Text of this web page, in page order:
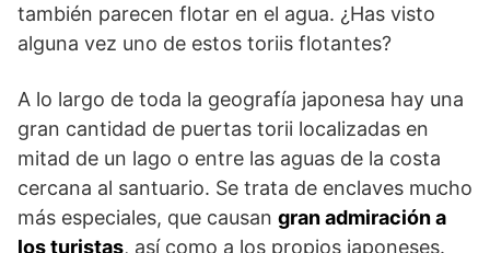
también parecen flotar en el agua. ¿Has visto
alguna vez uno de estos toriis flotantes?
A lo largo de toda la geografía japonesa hay una
gran cantidad de puertas torii localizadas en
mitad de un lago o entre las aguas de la costa
cercana al santuario. Se trata de enclaves mucho
más especiales, que causan gran admiración a
los turistas, así como a los propios japoneses.